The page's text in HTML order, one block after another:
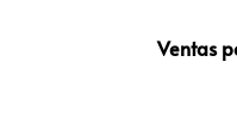
Ventas